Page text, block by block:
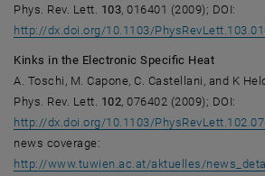
Phys. Rev. Lett. 103, 016401 (2009); DOI:
http://dx.doi.org/10.1103/
Kinks in the Electronic Specific Heat
A. Toschi, M. Capone, C. Castellani, and K
Phys. Rev. Lett. 102, 076402 (2009); DOI:
http://dx.doi.org/10.1103/
news coverage:
http://www.tuwien.ac.at/aktuelles/